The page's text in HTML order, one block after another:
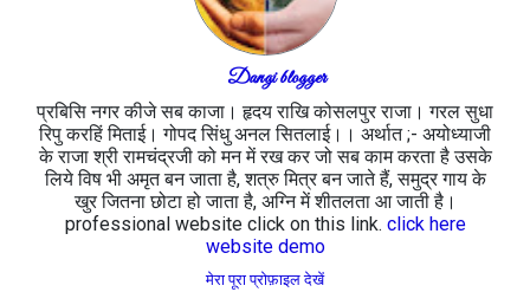
Dangi blogger
प्रबिसि नगर कीजे सब काजा। हृदय राखि कोसलपुर राजा। गरल सुधा
रिपु करहिं मिताई। गोपद सिंधु अनल सितलाई।। अर्थात ;- अयोध्याजी
के राजा श्री रामचंद्रजी को मन में रख कर जो सब काम करता है उसके
लिये विष भी अमृत बन जाता है, शत्रु मित्र बन जाते हैं, समुद्र गाय के
खुर जितना छोटा हो जाता है, अग्नि में शीतलता आ जाती है।
professional website click on this link. click here
website demo
मेरा पूरा प्रोफ़ाइल देखें